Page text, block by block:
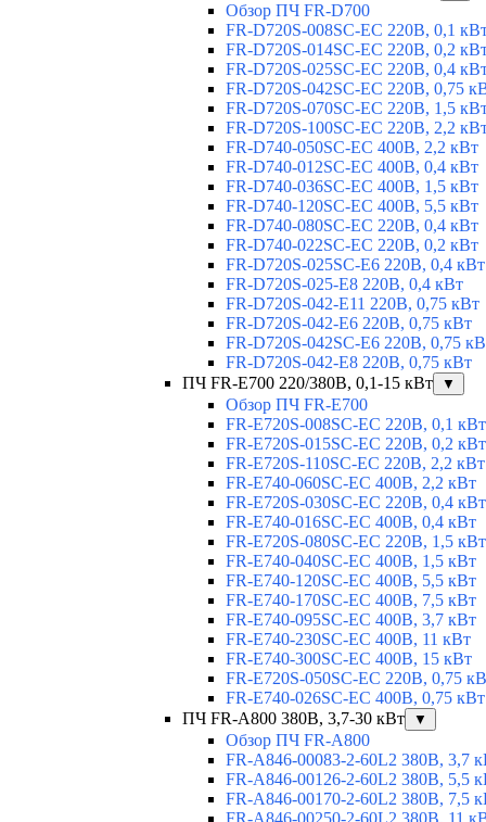
Обзор ПЧ FR-D700
FR-D720S-008SC-EC 220В, 0,1
FR-D720S-014SC-EC 220В, 0,2
FR-D720S-025SC-EC 220В, 0,4
FR-D720S-042SC-EC 220В, 0,75
FR-D720S-070SC-EC 220В, 1,5
FR-D720S-100SC-EC 220В, 2,2
FR-D740-050SC-EC 400В, 2,2 кВт
FR-D740-012SC-EC 400В, 0,4 кВт
FR-D740-036SC-EC 400В, 1,5 кВт
FR-D740-120SC-EC 400В, 5,5 кВт
FR-D740-080SC-EC 220В, 0,4 кВт
FR-D740-022SC-EC 220В, 0,2 кВт
FR-D720S-025SC-E6 220В, 0,4 кВт
FR-D720S-025-E8 220В, 0,4 кВт
FR-D720S-042-E11 220В, 0,75 кВт
FR-D720S-042-E6 220В, 0,75 кВт
FR-D720S-042SC-E6 220В, 0,75
FR-D720S-042-E8 220В, 0,75 кВт
ПЧ FR-E700 220/380В, 0,1-15 кВт
▼
Обзор ПЧ FR-E700
FR-E720S-008SC-EC 220В, 0,1 кВт
FR-E720S-015SC-EC 220В, 0,2 кВт
FR-E720S-110SC-EC 220В, 2,2 кВт
FR-E740-060SC-EC 400В, 2,2 кВт
FR-E720S-030SC-EC 220В, 0,4 кВт
FR-E740-016SC-EC 400В, 0,4 кВт
FR-E720S-080SC-EC 220В, 1,5 кВт
FR-E740-040SC-EC 400В, 1,5 кВт
FR-E740-120SC-EC 400В, 5,5 кВт
FR-E740-170SC-EC 400В, 7,5 кВт
FR-E740-095SC-EC 400В, 3,7 кВт
FR-E740-230SC-EC 400В, 11 кВт
FR-E740-300SC-EC 400В, 15 кВт
FR-E720S-050SC-EC 220В, 0,75
FR-E740-026SC-EC 400В, 0,75 кВт
ПЧ FR-A800 380В, 3,7-30 кВт
▼
Обзор ПЧ FR-A800
FR-A846-00083-2-60L2 380В, 3,7
FR-A846-00126-2-60L2 380В, 5,5
FR-A846-00170-2-60L2 380В, 7,5